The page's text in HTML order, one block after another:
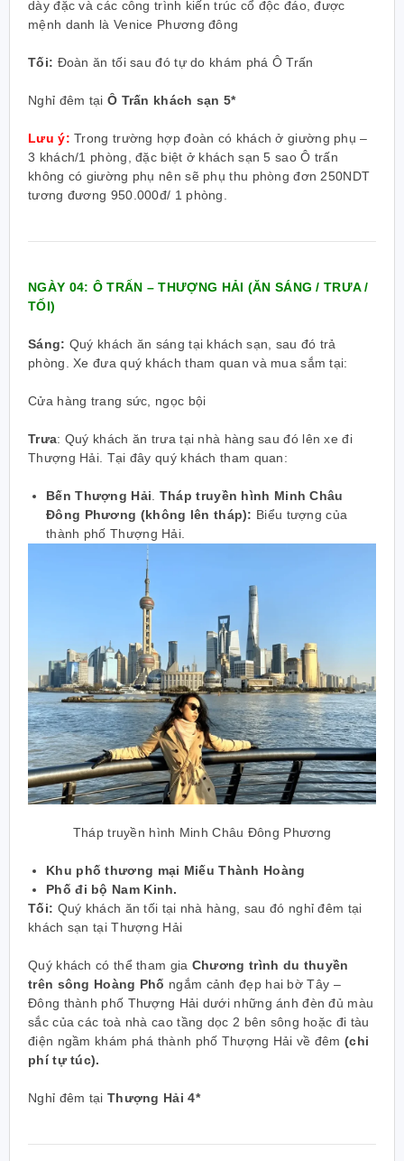
dày đặc và các công trình kiến trúc cổ độc đáo, được
mệnh danh là Venice Phương đông
Tối: Đoàn ăn tối sau đó tự do khám phá Ô Trấn
Nghỉ đêm tại Ô Trấn khách sạn 5*
Lưu ý:Trong trường hợp đoàn có khách ở giường phụ –
3 khách/1 phòng, đặc biệt ở khách sạn 5 sao Ô trấn
không có giường phụ nên sẽ phụ thu phòng đơn 250NDT
tương đương 950.000đ/ 1 phòng.
NGÀY 04: Ô TRẤN – THƯỢNG HẢI (ĂN SÁNG / TRƯA /
TỐI)
Sáng: Quý khách ăn sáng tại khách sạn, sau đó trả
phòng. Xe đưa quý khách tham quan và mua sắm tại:
Cửa hàng trang sức, ngọc bội
Trưa: Quý khách ăn trưa tại nhà hàng sau đó lên xe đi
Thượng Hải. Tại đây quý khách tham quan:
Bến Thượng Hải
Tháp truyền hình Minh Châu
Đông Phương (không lên tháp): Biểu tượng của
thành phố Thượng Hải.
Tháp truyền hình Minh Châu Đông Phương
Khu phố thương mại Miếu Thành Hoàng
Phố đi bộ Nam Kinh.
Tối: Quý khách ăn tối tại nhà hàng, sau đó nghỉ đêm tại
khách sạn tại Thượng Hải
Quý khách có thể tham gia Chương trình du thuyền
trên sông Hoàng Phố ngắm cảnh đẹp hai bờ Tây –
Đông thành phố Thượng Hải dưới những ánh đèn đủ màu
sắc của các toà nhà cao tầng dọc 2 bên sông hoặc đi tàu
điện ngầm khám phá thành phố Thượng Hải về đêm(chi
phí tự túc).
Nghỉ đêm tại Thượng Hải 4*